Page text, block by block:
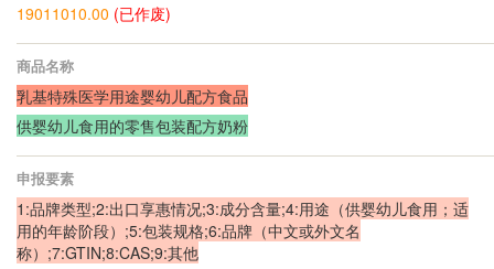
19011010.00 (已作废)
商品名称
乳基特殊医学用途婴幼儿配方食品
供婴幼儿食用的零售包装配方奶粉
申报要素
1:品牌类型;2:出口享惠情况;3:成分含量;4:用途（供婴幼儿食用；适
用的年龄阶段）;5:包装规格;6:品牌（中文或外文名
称）;7:GTIN;8:CAS;9:其他